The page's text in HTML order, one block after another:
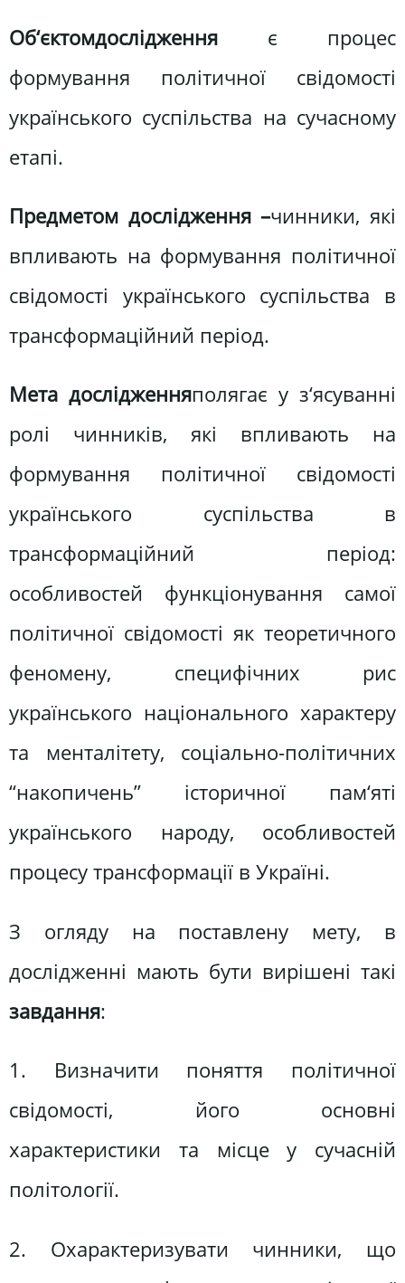
Об‘єктомдослідження є процес
формування політичної свідомості
українського суспільства на сучасному
етапі.
Предметом дослідження –чинники, які
впливають на формування політичної
свідомості українського суспільства в
трансформаційний період.
Мета дослідженняполягає у з‘ясуванні
ролі чинників, які впливають на
формування політичної свідомості
українського суспільства в
трансформаційний період:
особливостей функціонування самої
політичної свідомості як теоретичного
феномену, специфічних рис
українського національного характеру
та менталітету, соціально-політичних
“накопичень” історичної пам‘яті
українського народу, особливостей
процесу трансформації в Україні.
З огляду на поставлену мету, в
дослідженні мають бути вирішені такі
завдання:
1. Визначити поняття політичної
свідомості, його основні
характеристики та місце у сучасній
політології.
2. Охарактеризувати чинники, що